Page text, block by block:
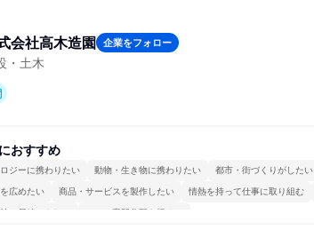
会社高木造園 企業をフォロー
・土木
おすすめ
ジーに携わりたい 動物・生き物に携わりたい 都市・街づくりがしたい
広めたい 商品・サービスを製作したい 情熱を持って仕事に取り組む
に居続けられる 一つの専門分野を極める